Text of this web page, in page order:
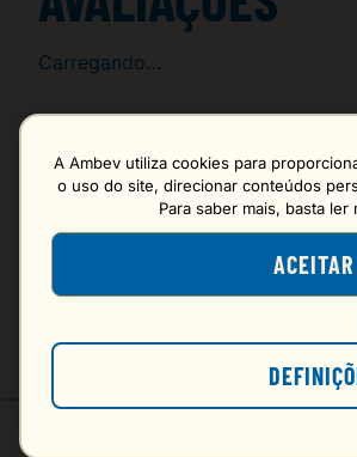
Carregando…
Mais recentes
Carregando avaliações…
A Ambev utiliza cookies para
o uso do site, direcionar conteúdos
Para saber mais, basta ler
ACEITAR